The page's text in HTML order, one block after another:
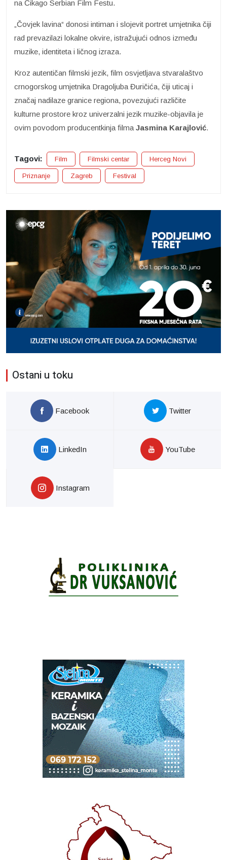
na Čikago Serbian Film Festu.
„Čovjek lavina“ donosi intiman i slojevit portret umjetnika čiji
rad prevazilazi lokalne okvire, istražujući odnos između
muzike, identiteta i ličnog izraza.
Kroz autentičan filmski jezik, film osvjetljava stvaralaštvo
crnogorskog umjetnika Dragoljuba Đuričića, čiji uticaj i
značaj nadilaze granice regiona, povezujući različite
kulturne prostore kroz univerzalni jezik muzike-objavila je
ovim povodom producentkinja filma Jasmina Karajlović.
Tagovi: Film Filmski centar Herceg Novi
Priznanje Zagreb Festival
Ostani u toku
Facebook Twitter
LinkedIn YouTube
Instagram